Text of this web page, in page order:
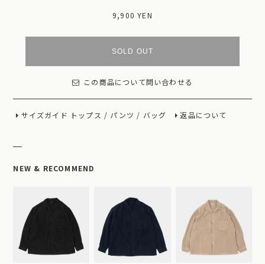
9,900 YEN
SOLD OUT
この商品について問い合わせる
サイズガイド トップス / パンツ / バッグ 返品について
NEW & RECOMMEND